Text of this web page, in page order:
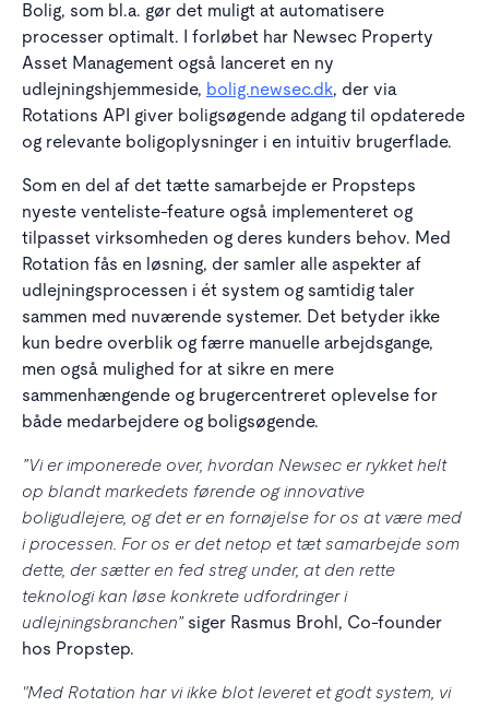
Bolig, som bl.a. gør det muligt at automatisere
processer optimalt. I forløbet har Newsec Property
Asset Management også lanceret en ny
udlejningshjemmeside, bolig.newsec.dk, der via
Rotations API giver boligsøgende adgang til opdaterede
og relevante boligoplysninger i en intuitiv brugerflade.
Som en del af det tætte samarbejde er Propsteps
nyeste venteliste-feature også implementeret og
tilpasset virksomheden og deres kunders behov. Med
Rotation fås en løsning, der samler alle aspekter af
udlejningsprocessen i ét system og samtidig taler
sammen med nuværende systemer. Det betyder ikke
kun bedre overblik og færre manuelle arbejdsgange,
men også mulighed for at sikre en mere
sammenhængende og brugercentreret oplevelse for
både medarbejdere og boligsøgende.
”Vi er imponerede over, hvordan Newsec er rykket helt
op blandt markedets førende og innovative
boligudlejere, og det er en fornøjelse for os at være med
i processen. For os er det netop et tæt samarbejde som
dette, der sætter en fed streg under, at den rette
teknologi kan løse konkrete udfordringer i
udlejningsbranchen”siger Rasmus Brohl, Co-founder
hos Propstep.
"Med Rotation har vi ikke blot leveret et godt system, vi